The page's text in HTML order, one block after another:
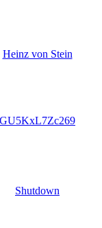
Heinz von Stein
GU5KxL7Zc269
Shutdown